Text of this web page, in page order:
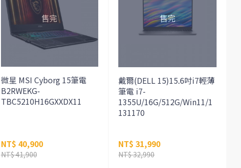
微星 MSI Cyborg 15筆電
B2RWEKG-
TBC5210H16GXXDX11
NT$ 40,900
NT$ 41,900
戴爾(DELL 15)15.6吋i7輕薄
筆電 i7-
1355U/16G/512G/Win11/1
131170
NT$ 31,990
NT$ 32,990